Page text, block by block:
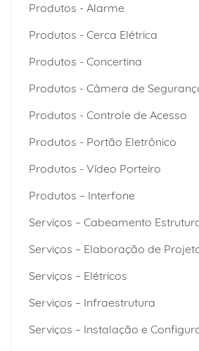
Produtos - Alarme
Produtos - Cerca Elétrica
Produtos - Concertina
Produtos - Câmera de
Produtos - Controle de Acesso
Produtos - Portão Eletrônico
Produtos - Vídeo Porteiro
Produtos – Interfone
Serviços – Cabeamento
Serviços – Elaboração de
Serviços – Elétricos
Serviços – Infraestrutura
Serviços – Instalação e